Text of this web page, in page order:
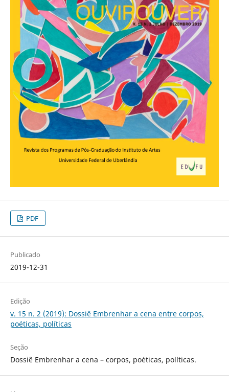
PDF
Publicado
2019-12-31
Edição
v. 15 n. 2 (2019): Dossiê Embrenhar a cena entre corpos,
poéticas, políticas
Seção
Dossiê Embrenhar a cena – corpos, poéticas, políticas.